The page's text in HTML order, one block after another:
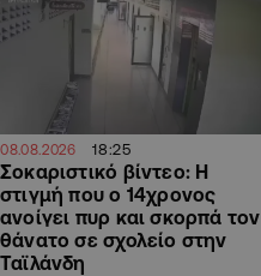
08.08.2026 18:25
Σοκαριστικό βίντεο: Η
στιγμή που ο 14χρονος
ανοίγει πυρ και σκορπά τον
θάνατο σε σχολείο στην
Ταϊλάνδη